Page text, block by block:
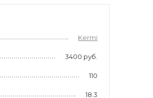
Kermi
3400 руб.
110
18.3